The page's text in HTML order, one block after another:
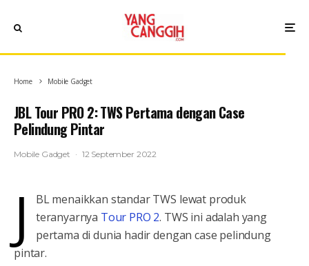
Home Mobile Gadget
JBL Tour PRO 2: TWS Pertama dengan Case
Pelindung Pintar
Mobile Gadget · 12 September 2022
J
BL menaikkan standar TWS lewat produk
teranyarnya Tour PRO 2. TWS ini adalah yang
pertama di dunia hadir dengan case pelindung
pintar.